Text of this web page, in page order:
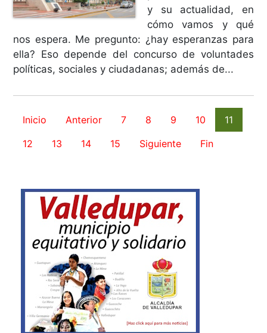
y su actualidad, en
cómo vamos y qué
nos espera. Me pregunto: ¿hay esperanzas para
ella? Eso depende del concurso de voluntades
políticas, sociales y ciudadanas; además de...
Inicio Anterior 7 8 9 10
11
12
13 14 15 Siguiente Fin